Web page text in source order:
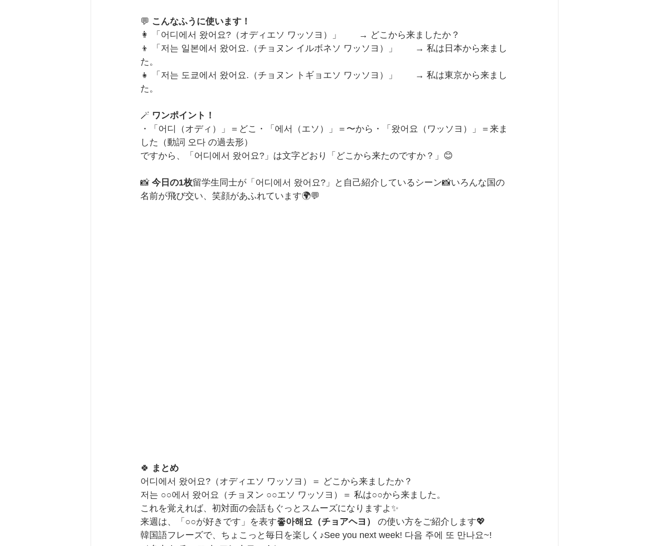
💬 こんなふうに使います！
👩 「어디에서 왔어요?（オディエソ ワッソヨ）」  → どこから来ましたか？
👦 「저는 일본에서 왔어요.（チョヌン イルボネソ ワッソヨ）」  → 私は日本から来まし
た。
👧 「저는 도쿄에서 왔어요.（チョヌン トギョエソ ワッソヨ）」  → 私は東京から来まし
た。
🪄 ワンポイント！
・「어디（オディ）」＝どこ・「에서（エソ）」＝〜から・「왔어요（ワッソヨ）」＝来ま
した（動詞 오다 の過去形）
ですから、「어디에서 왔어요?」は文字どおり「どこから来たのですか？」😊
📸 今日の1枚留学生同士が「어디에서 왔어요?」と自己紹介しているシーン📸いろんな国の
名前が飛び交い、笑顔があふれています🌍💬
🍀 まとめ
어디에서 왔어요?（オディエソ ワッソヨ）＝ どこから来ましたか？
저는 ○○에서 왔어요（チョヌン ○○エソ ワッソヨ）＝ 私は○○から来ました。
これを覚えれば、初対面の会話もぐっとスムーズになりますよ✨
来週は、「○○が好きです」を表す좋아해요（チョアヘヨ）
の使い方をご紹介します💖
韓国語フレーズで、ちょこっと毎日を楽しく♪See you next week! 다음 주에 또 만나요~!